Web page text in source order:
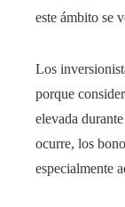
este ámbito se
Los
porque
elevada
ocurre, los
especialmente